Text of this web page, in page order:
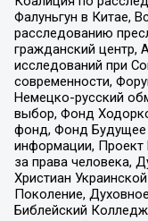
Фалуньгун в Китае,
расследованию
гражданский центр,
исследований при
современности,
Немецко-русский
выбор, Фонд
фонд, Фонд Будущее
информации, Проект
за права человека,
Христиан
Поколение,
Библейский